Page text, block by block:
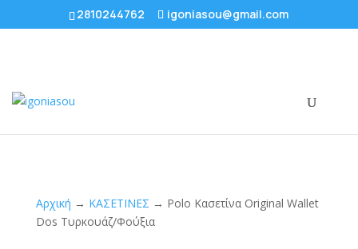
2810244762 igoniasou@gmail.com
Αρχική → ΚΑΣΕΤΙΝΕΣ → Polo Κασετίνα Original Wallet
Dos Τυρκουάζ/Φούξια